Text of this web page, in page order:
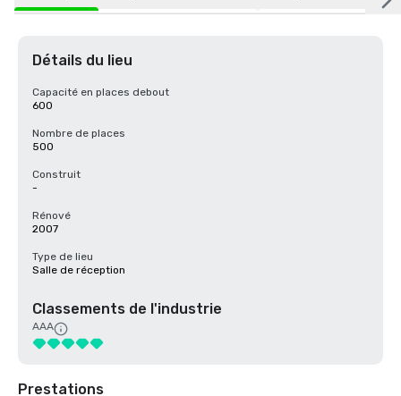
Détails du lieu
Capacité en places debout
600
Nombre de places
500
Construit
-
Rénové
2007
Type de lieu
Salle de réception
Classements de l'industrie
AAA
Prestations